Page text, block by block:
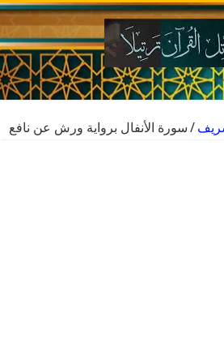
/ سورة الأنفال برواية ورش عن نافع